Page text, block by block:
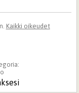
Kaikki oikeudet